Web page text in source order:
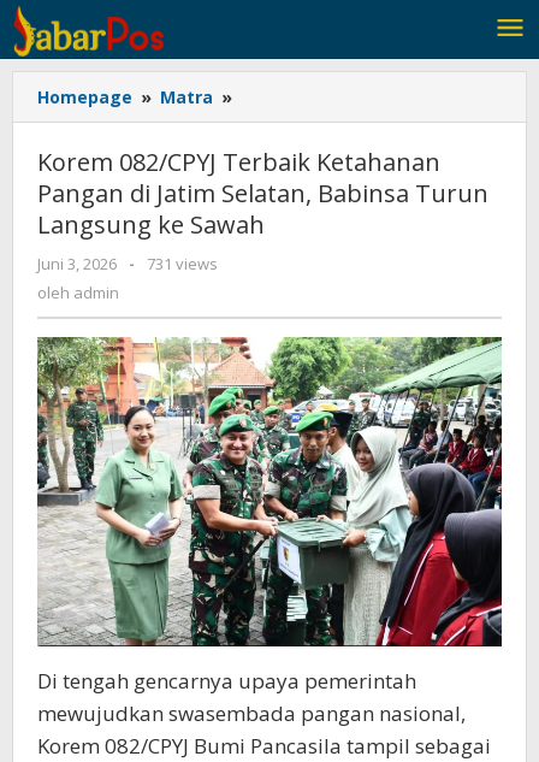
Lewati
ke
konten
Homepage » Matra »
082/CPYJ
Terbaik
Ketahanan
Pangan
di
Turun
Langsung
ke
Sawah
Korem 082/CPYJ Terbaik Ketahanan
Pangan di Jatim Selatan, Babinsa Turun
Langsung ke Sawah
Juni 3, 2026
oleh
-
731 views
oleh admin
Di tengah gencarnya upaya pemerintah
mewujudkan swasembada pangan nasional,
Korem 082/CPYJ Bumi Pancasila tampil sebagai